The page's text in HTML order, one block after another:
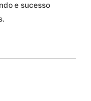
e sucesso